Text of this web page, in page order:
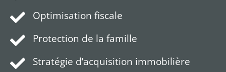
Optimisation fiscale
Protection de la famille
Stratégie d’acquisition immobilière